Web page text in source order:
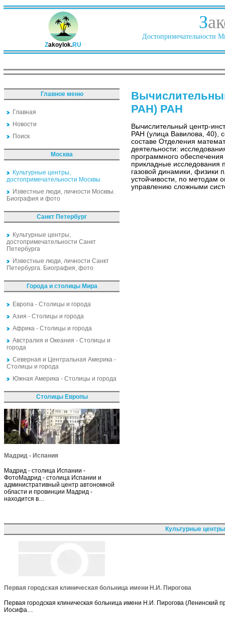
Zakoylok.RU
З
Достопримечательности
Главное меню
Главная
Новости
Поиск
Москва
Культурные центры,
достопримечательности Москвы
Известные люди, личности Москвы.
Биография и фото
Санкт Петербург
Культурные центры,
достопримечательности Санкт
Петербурга
Известные люди, личности Санкт
Петербурга. Биография, фото
Города и столицы Мира
Европа - Столицы и города
Азия - Столицы и города
Африка - Столицы и города
Австралия и Океания - Столицы и
города
Северная и Центральная Америка -
Столицы и города
Южная Америка - Столицы и города
Столицы Европы
Мадрид - Испания
Мадрид - столица Испании -
ФотоМадрид - столица Испании и
административный центр автономной
области и провинции Мадрид -
находится в…
РАН) РАН
Вычислительный центр-
РАН (улица Вавилова, 40),
составе Отделения
деятельности:
программного
прикладные
газовой динамики, физики
устойчивости, по методам
управлению сложными
Культурные
Первая городская клиническая больница имени Н.И. Пирогова
Первая городская клиническая больница имени Н.И. Пирогова
Иосифа…